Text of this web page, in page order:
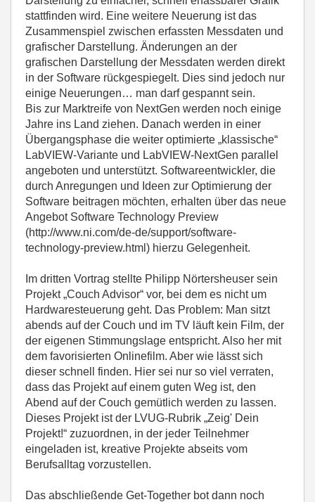
stattfinden wird. Eine weitere Neuerung ist das
Zusammenspiel zwischen erfassten Messdaten und
grafischer Darstellung. Änderungen an der
grafischen Darstellung der Messdaten werden direkt
in der Software rückgespiegelt. Dies sind jedoch nur
einige Neuerungen… man darf gespannt sein.
Bis zur Marktreife von NextGen werden noch einige
Jahre ins Land ziehen. Danach werden in einer
Übergangsphase die weiter optimierte „klassische“
LabVIEW-Variante und LabVIEW-NextGen parallel
angeboten und unterstützt. Softwareentwickler, die
durch Anregungen und Ideen zur Optimierung der
Software beitragen möchten, erhalten über das neue
Angebot Software Technology Preview
(http://www.ni.com/de-de/support/software-
technology-preview.html) hierzu Gelegenheit.
Im dritten Vortrag stellte Philipp Nörtersheuser sein
Projekt „Couch Advisor“ vor, bei dem es nicht um
Hardwaresteuerung geht. Das Problem: Man sitzt
abends auf der Couch und im TV läuft kein Film, der
der eigenen Stimmungslage entspricht. Also her mit
dem favorisierten Onlinefilm. Aber wie lässt sich
dieser schnell finden. Hier sei nur so viel verraten,
dass das Projekt auf einem guten Weg ist, den
Abend auf der Couch gemütlich werden zu lassen.
Dieses Projekt ist der LVUG-Rubrik „Zeig' Dein
Projekt!“ zuzuordnen, in der jeder Teilnehmer
eingeladen ist, kreative Projekte abseits vom
Berufsalltag vorzustellen.
Das abschließende Get-Together bot dann noch